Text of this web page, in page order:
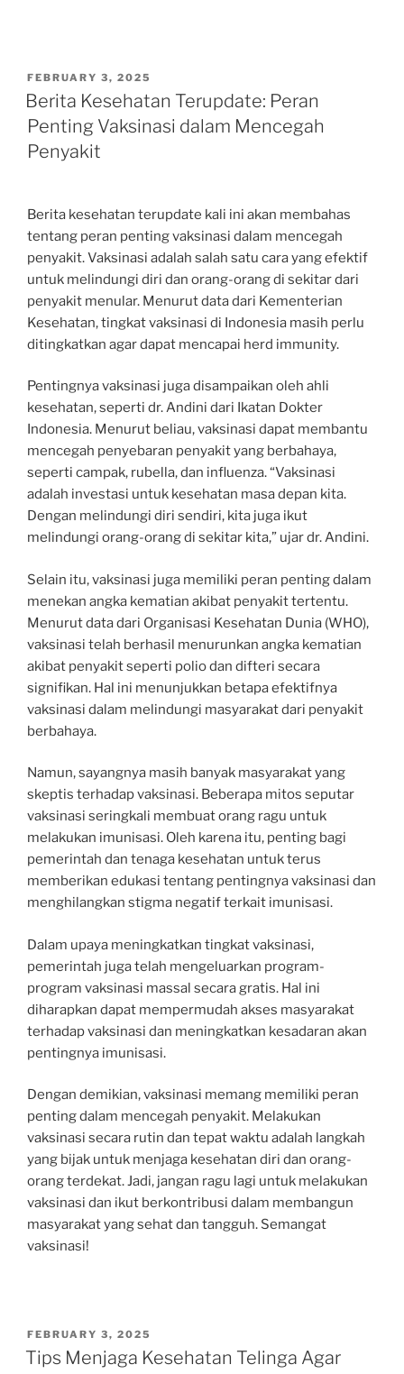
POSTED
ON
FEBRUARY 3, 2025
Berita Kesehatan Terupdate: Peran
Penting Vaksinasi dalam Mencegah
Penyakit
Berita kesehatan terupdate kali ini akan membahas
tentang peran penting vaksinasi dalam mencegah
penyakit. Vaksinasi adalah salah satu cara yang efektif
untuk melindungi diri dan orang-orang di sekitar dari
penyakit menular. Menurut data dari Kementerian
Kesehatan, tingkat vaksinasi di Indonesia masih perlu
ditingkatkan agar dapat mencapai herd immunity.
Pentingnya vaksinasi juga disampaikan oleh ahli
kesehatan, seperti dr. Andini dari Ikatan Dokter
Indonesia. Menurut beliau, vaksinasi dapat membantu
mencegah penyebaran penyakit yang berbahaya,
seperti campak, rubella, dan influenza. “Vaksinasi
adalah investasi untuk kesehatan masa depan kita.
Dengan melindungi diri sendiri, kita juga ikut
melindungi orang-orang di sekitar kita,” ujar dr. Andini.
Selain itu, vaksinasi juga memiliki peran penting dalam
menekan angka kematian akibat penyakit tertentu.
Menurut data dari Organisasi Kesehatan Dunia (WHO),
vaksinasi telah berhasil menurunkan angka kematian
akibat penyakit seperti polio dan difteri secara
signifikan. Hal ini menunjukkan betapa efektifnya
vaksinasi dalam melindungi masyarakat dari penyakit
berbahaya.
Namun, sayangnya masih banyak masyarakat yang
skeptis terhadap vaksinasi. Beberapa mitos seputar
vaksinasi seringkali membuat orang ragu untuk
melakukan imunisasi. Oleh karena itu, penting bagi
pemerintah dan tenaga kesehatan untuk terus
memberikan edukasi tentang pentingnya vaksinasi dan
menghilangkan stigma negatif terkait imunisasi.
Dalam upaya meningkatkan tingkat vaksinasi,
pemerintah juga telah mengeluarkan program-
program vaksinasi massal secara gratis. Hal ini
diharapkan dapat mempermudah akses masyarakat
terhadap vaksinasi dan meningkatkan kesadaran akan
pentingnya imunisasi.
Dengan demikian, vaksinasi memang memiliki peran
penting dalam mencegah penyakit. Melakukan
vaksinasi secara rutin dan tepat waktu adalah langkah
yang bijak untuk menjaga kesehatan diri dan orang-
orang terdekat. Jadi, jangan ragu lagi untuk melakukan
vaksinasi dan ikut berkontribusi dalam membangun
masyarakat yang sehat dan tangguh. Semangat
vaksinasi!
POSTED
ON
FEBRUARY 3, 2025
Tips Menjaga Kesehatan Telinga Agar